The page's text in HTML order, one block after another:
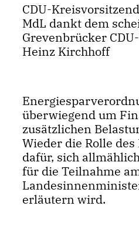
CDU-
MdL dankt dem
Grevenbrücker
Heinz Kirchhoff
überwiegend um
zusätzlichen
Wieder die Rolle
dafür, sich
für die Teilnahme
erläutern wird.